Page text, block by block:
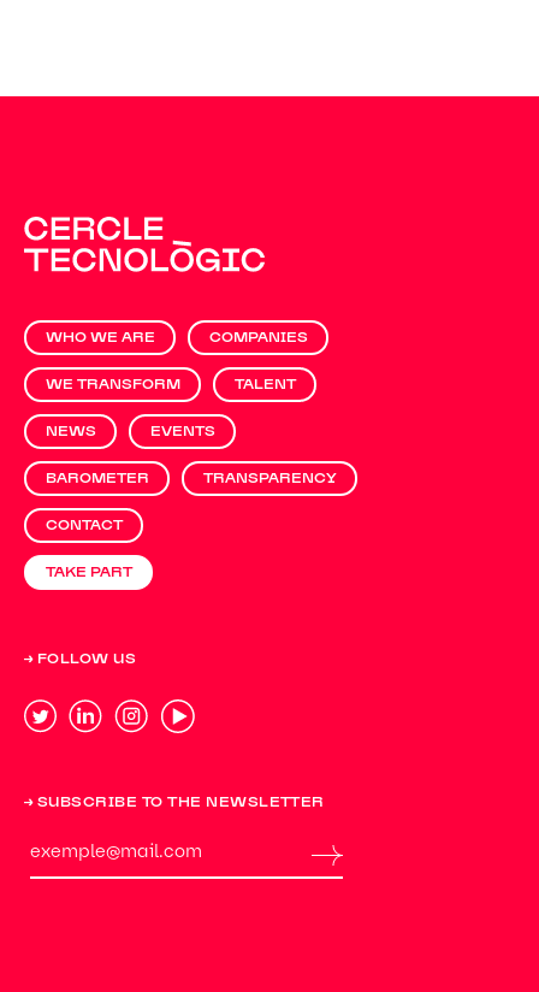
WHO WE ARE COMPANIES
WE TRANSFORM TALENT
NEWS EVENTS
BAROMETER TRANSPARENCY
CONTACT
TAKE PART
→ FOLLOW US
→ SUBSCRIBE TO THE NEWSLETTER